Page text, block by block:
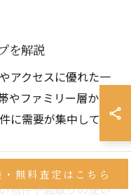
を解説
アクセスに優れた一
ファミリー層から
に需要が集中してい
ノベーション済み物
物件や間取りの使い
・無料査定はこちら